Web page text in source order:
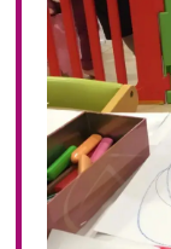
2022年 03月(22)
2022年 02月(15)
2022年 01月(19)
2021
2021年 12月(20)
2021年 11月(20)
2021年 10月(21)